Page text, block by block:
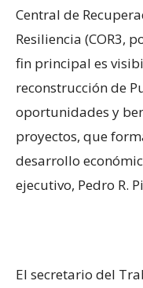
Central de
Resiliencia (COR3,
fin principal es
reconstrucción de
oportunidades y
proyectos, que
desarrollo
ejecutivo, Pedro R.
El secretario del